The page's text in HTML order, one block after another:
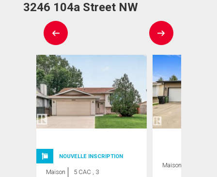
3246 104a Street NW
NOUVELLE INSCRIPTION
Maison
5 CAC , 3
Maison